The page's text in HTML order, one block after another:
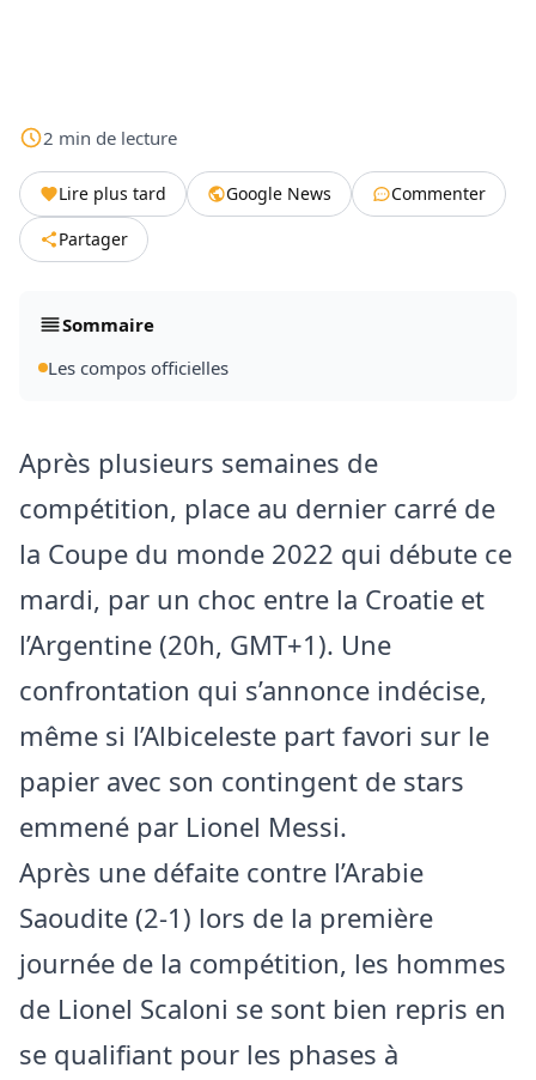
2 min de lecture
Lire plus tard Google News
Commenter
Partager
Sommaire
Les compos officielles
Après plusieurs semaines de
compétition, place au dernier carré de
la Coupe du monde 2022 qui débute ce
mardi, par un choc entre la Croatie et
l’Argentine (20h, GMT+1). Une
confrontation qui s’annonce indécise,
même si l’Albiceleste part favori sur le
papier avec son contingent de stars
emmené par Lionel Messi.
Après une défaite contre l’Arabie
Saoudite (2-1) lors de la première
journée de la compétition, les hommes
de Lionel Scaloni se sont bien repris en
se qualifiant pour les phases à